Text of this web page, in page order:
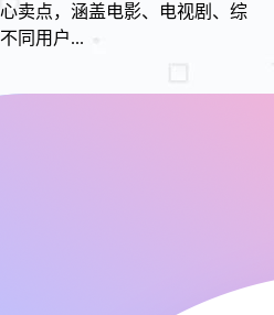
卖点，涵盖电影、电视剧、综
同用户...